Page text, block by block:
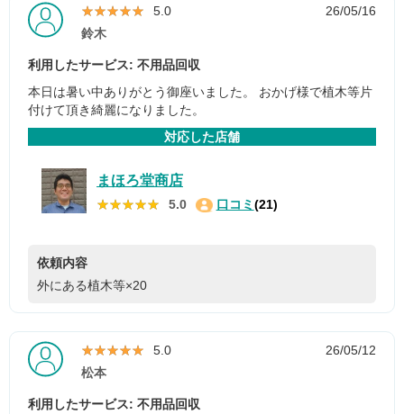
★★★★★
★★★★★ 5.0
26/05/16
鈴木
利用したサービス: 不用品回収
本日は暑い中ありがとう御座いました。 おかげ様で植木等片
付けて頂き綺麗になりました。
対応した店舗
まほろ堂商店
★★★★★
★★★★★ 5.0 口コミ (21)
依頼内容
外にある植木等×20
★★★★★
★★★★★ 5.0
26/05/12
松本
利用したサービス: 不用品回収